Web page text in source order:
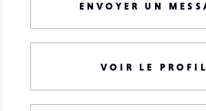
ENVOYER UN
VOIR LE PROFIL